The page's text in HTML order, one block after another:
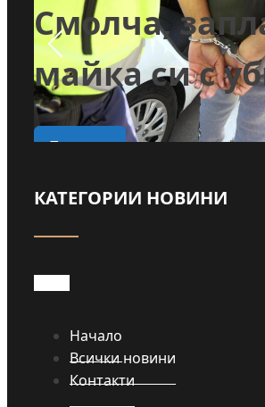
Смолча,
майка си с
Прочети
КАТЕГОРИИ НОВИНИ
Начало
Всички новини
Контакти